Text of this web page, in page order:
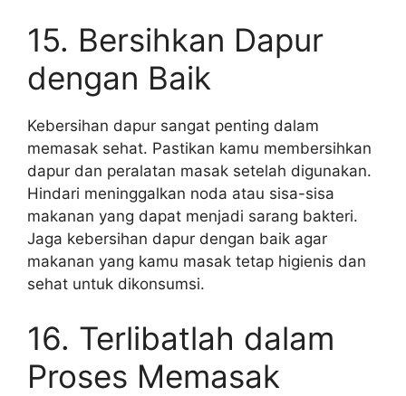
15. Bersihkan Dapur
dengan Baik
Kebersihan dapur sangat penting dalam
memasak sehat. Pastikan kamu membersihkan
dapur dan peralatan masak setelah digunakan.
Hindari meninggalkan noda atau sisa-sisa
makanan yang dapat menjadi sarang bakteri.
Jaga kebersihan dapur dengan baik agar
makanan yang kamu masak tetap higienis dan
sehat untuk dikonsumsi.
16. Terlibatlah dalam
Proses Memasak